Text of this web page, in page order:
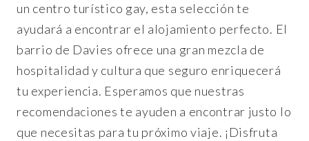
un centro turístico gay, esta selección te
ayudará a encontrar el alojamiento perfecto. El
barrio de Davies ofrece una gran mezcla de
hospitalidad y cultura que seguro enriquecerá
tu experiencia. Esperamos que nuestras
recomendaciones te ayuden a encontrar justo lo
que necesitas para tu próximo viaje. ¡Disfruta